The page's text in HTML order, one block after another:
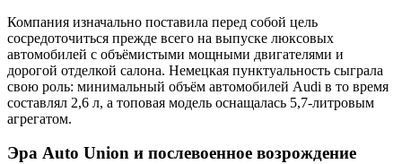
Компания изначально поставила перед собой цель
сосредоточиться прежде всего на выпуске люксовых
автомобилей с объёмистыми мощными двигателями и
дорогой отделкой салона. Немецкая пунктуальность сыграла
свою роль: минимальный объём автомобилей Audi в то время
составлял 2,6 л, а топовая модель оснащалась 5,7-литровым
агрегатом.
Эра Auto Union и послевоенное возрождение